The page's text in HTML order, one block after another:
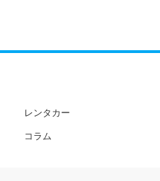
レンタカー
コラム